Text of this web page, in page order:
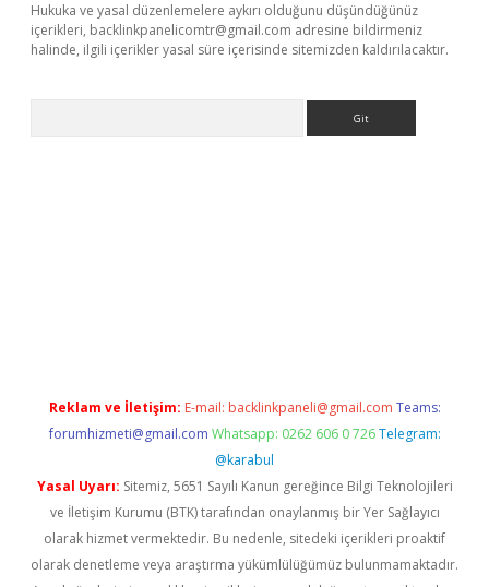
Hukuka ve yasal düzenlemelere aykırı olduğunu düşündüğünüz
içerikleri, backlinkpanelicomtr@gmail.com adresine bildirmeniz
halinde, ilgili içerikler yasal süre içerisinde sitemizden kaldırılacaktır.
Reklam ve İletişim: E-mail: backlinkpaneli@gmail.com Teams:
forumhizmeti@gmail.com Whatsapp: 0262 606 0 726 Telegram:
@karabul
Yasal Uyarı: Sitemiz, 5651 Sayılı Kanun gereğince Bilgi Teknolojileri
ve İletişim Kurumu (BTK) tarafından onaylanmış bir Yer Sağlayıcı
olarak hizmet vermektedir. Bu nedenle, sitedeki içerikleri proaktif
olarak denetleme veya araştırma yükümlülüğümüz bulunmamaktadır.